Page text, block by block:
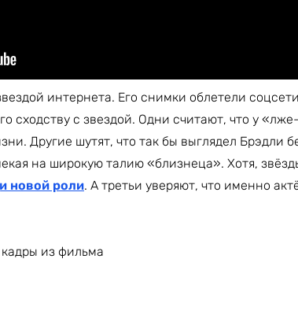
интернета. Его снимки облетели
сходству с звездой. Одни считают, что у
Другие шутят, что так бы выглядел Брэдли
на широкую талию «близнеца». Хотя,
новой роли. А третьи уверяют, что именно
из фильма